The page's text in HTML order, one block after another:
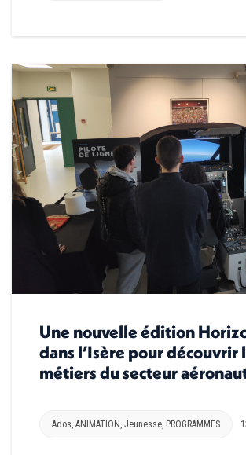
Une nouvelle édition
dans l’Isère pour découvrir
métiers du secteur
Ados, ANIMATION, Jeunesse, PROGRAMMES